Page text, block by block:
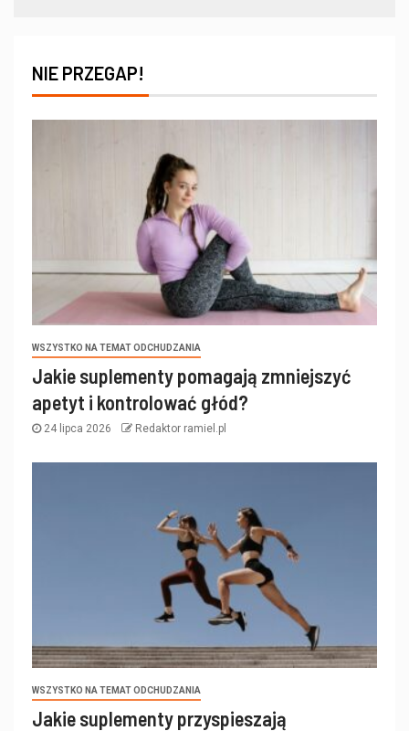
NIE PRZEGAP!
WSZYSTKO NA TEMAT ODCHUDZANIA
Jakie suplementy pomagają zmniejszyć
apetyt i kontrolować głód?
24 lipca 2026 Redaktor ramiel.pl
WSZYSTKO NA TEMAT ODCHUDZANIA
Jakie suplementy przyspieszają